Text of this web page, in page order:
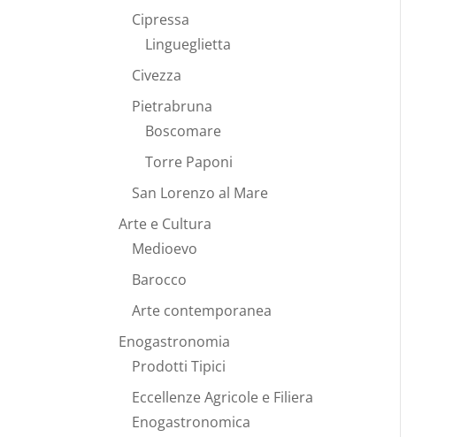
Cipressa
Lingueglietta
Civezza
Pietrabruna
Boscomare
Torre Paponi
San Lorenzo al Mare
Arte e Cultura
Medioevo
Barocco
Arte contemporanea
Enogastronomia
Prodotti Tipici
Eccellenze Agricole e Filiera
Enogastronomica